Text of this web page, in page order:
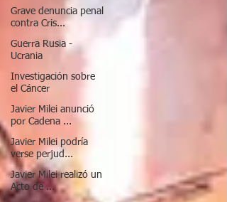
Grave denuncia penal
contra Cris...
Guerra Rusia -
Ucrania
Investigación sobre
el Cáncer
Javier Milei anunció
por Cadena ...
Javier Milei podría
verse perjud...
Javier Milei realizó un
Acto de ...